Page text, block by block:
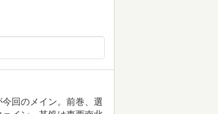
回のメイン。前巻、選